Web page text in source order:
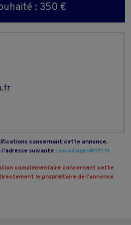
: 350 €
concernant cette annonce,
suivante : sosvillages@tf1.fr
complémentaire concernant cette
le propriétaire de l’annonce